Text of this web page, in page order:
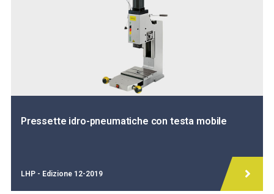
Pressette idro-pneumatiche con testa mobile
LHP - Edizione 12-2019